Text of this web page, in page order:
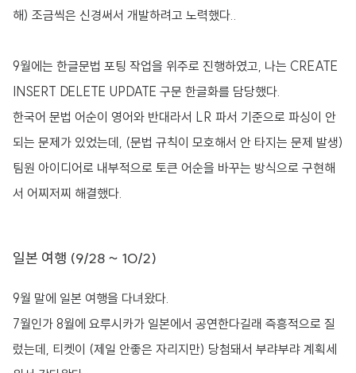
해) 조금씩은 신경써서 개발하려고 노력했다..
9월에는 한글문법 포팅 작업을 위주로 진행하였고, 나는 CREATE
INSERT DELETE UPDATE 구문 한글화를 담당했다.
한국어 문법 어순이 영어와 반대라서 LR 파서 기준으로 파싱이 안
되는 문제가 있었는데, (문법 규칙이 모호해서 안 타지는 문제 발생)
팀원 아이디어로 내부적으로 토큰 어순을 바꾸는 방식으로 구현해
서 어찌저찌 해결했다.
일본 여행 (9/28 ~ 10/2)
9월 말에 일본 여행을 다녀왔다.
7월인가 8월에 요루시카가 일본에서 공연한다길래 즉흥적으로 질
렀는데, 티켓이 (제일 안좋은 자리지만) 당첨돼서 부랴부랴 계획세